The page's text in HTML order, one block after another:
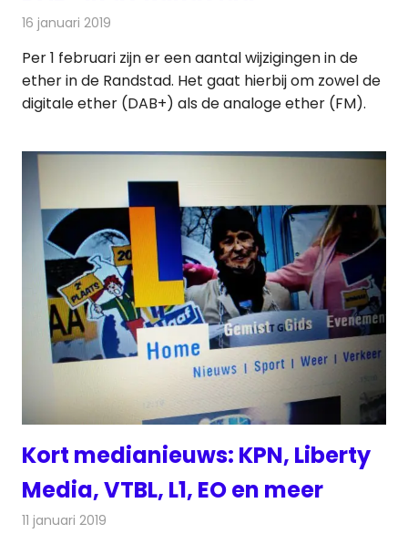
16 januari 2019
Per 1 februari zijn er een aantal wijzigingen in de
ether in de Randstad. Het gaat hierbij om zowel de
digitale ether (DAB+) als de analoge ether (FM).
Kort medianieuws: KPN, Liberty
Media, VTBL, L1, EO en meer
11 januari 2019